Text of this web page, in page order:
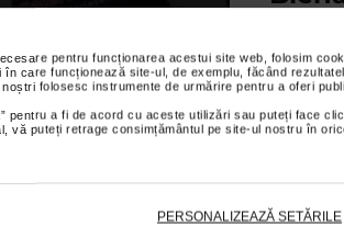
pentru funcționarea acestui site web, folosim
în care funcționează site-ul, de exemplu, făcând
folosesc instrumente de urmărire pentru a oferi
pentru a fi de acord cu aceste utilizări sau puteți face
vă puteți retrage consimțământul pe site-ul nostru în
PERSONALIZEAZĂ SETĂRILE
26/11/2019
In
semnate